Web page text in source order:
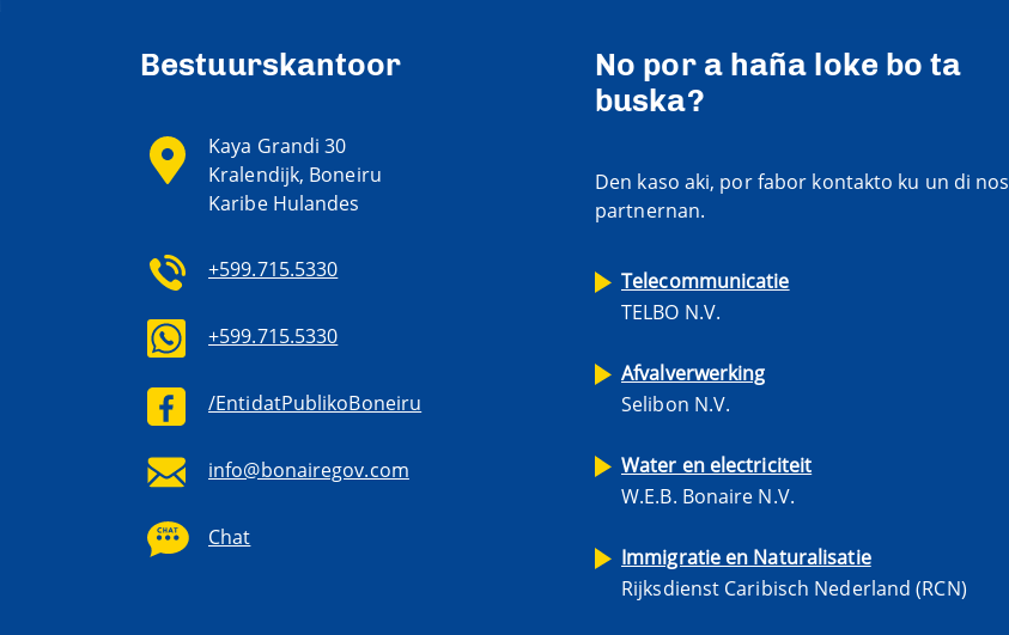
Bestuurskantoor
Kaya Grandi 30
Kralendijk, Boneiru
Karibe Hulandes
+599.715.5330
+599.715.5330
/EntidatPublikoBoneiru
info@bonairegov.com
Chat
No por a haña loke bo ta
buska?
Den kaso aki, por fabor kontakto ku un di nos
partnernan.
Telecommunicatie
TELBO N.V.
Afvalverwerking
Selibon N.V.
Water en electriciteit
W.E.B. Bonaire N.V.
Immigratie en Naturalisatie
Rijksdienst Caribisch Nederland (RCN)